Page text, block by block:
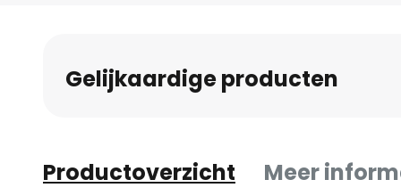
vanGelijkaardige producten
Productoverzicht Meer